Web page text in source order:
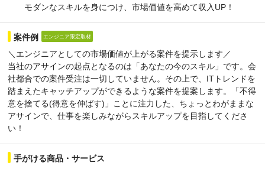
モダンなスキルを身につけ、市場価値を高めて収入UP！
案件例 エンジニア限定取材
＼エンジニアとしての市場価値が上がる案件を提示します／
当社のアサインの起点となるのは「あなたの今のスキル」です。会
社都合での案件受注は一切していません。その上で、ITトレンドを
踏まえたキャッチアップができるような案件を提案します。「不得
意を捨てる(得意を伸ばす)」ことに注力した、ちょっとわがままな
アサインで、仕事を楽しみながらスキルアップを目指してくださ
い！
手がける商品・サービス